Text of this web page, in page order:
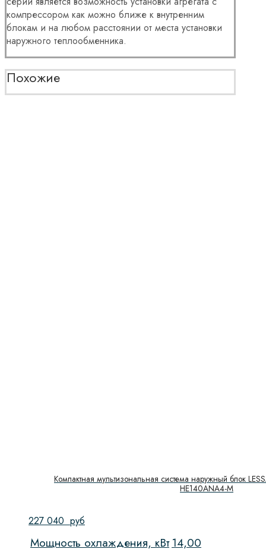
компрессором как можно ближе к внутренним
блокам и на любом расстоянии от места установки
наружного теплообменника.
Похожие
Компактная мультизональная система наружный блок
HE140ANA4-M
227 040 руб
Мощность охлаждения, кВт14,00